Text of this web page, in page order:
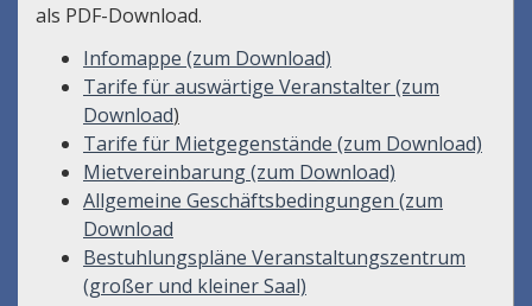
als PDF-Download.
Infomappe (zum Download)
Tarife für auswärtige Veranstalter (zum
Download)
Tarife für Mietgegenstände (zum Download)
Mietvereinbarung (zum Download)
Allgemeine Geschäftsbedingungen (zum
Download
Bestuhlungspläne Veranstaltungszentrum
(großer und kleiner Saal)